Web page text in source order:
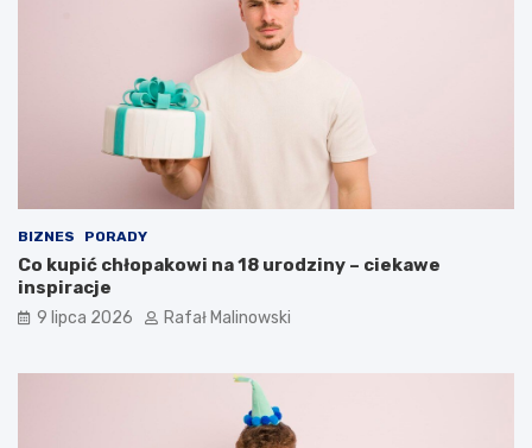
BIZNES PORADY
Co kupić chłopakowi na 18 urodziny – ciekawe
inspiracje
9 lipca 2026 Rafał Malinowski